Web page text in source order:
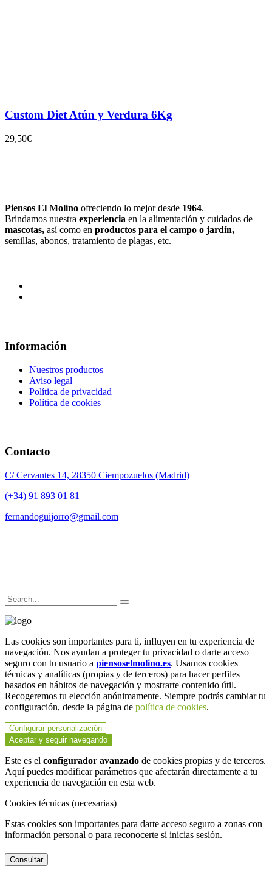
Custom Diet Atún y Verdura 6Kg
29,50€
Piensos El Molino ofreciendo lo mejor desde 1964.
Brindamos nuestra experiencia en la alimentación y cuidados de
mascotas, así como en productos para el campo o jardín,
semillas, abonos, tratamiento de plagas, etc.
Información
Nuestros productos
Aviso legal
Política de privacidad
Política de cookies
Contacto
C/ Cervantes 14, 28350 Ciempozuelos (Madrid)
(+34) 91 893 01 81
fernandoguijorro@gmail.com
Las cookies son importantes para ti, influyen en tu experiencia de
navegación. Nos ayudan a proteger tu privacidad o darte acceso
seguro con tu usuario a piensoselmolino.es. Usamos cookies
técnicas y analíticas (propias y de terceros) para hacer perfiles
basados en hábitos de navegación y mostrarte contenido útil.
Recogeremos tu elección anónimamente. Siempre podrás cambiar tu
configuración, desde la página de política de cookies.
Configurar personalización
Aceptar y seguir navegando
Este es el configurador avanzado de cookies propias y de terceros.
Aquí puedes modificar parámetros que afectarán directamente a tu
experiencia de navegación en esta web.
Cookies técnicas (necesarias)
Estas cookies son importantes para darte acceso seguro a zonas con
información personal o para reconocerte si inicias sesión.
Consultar